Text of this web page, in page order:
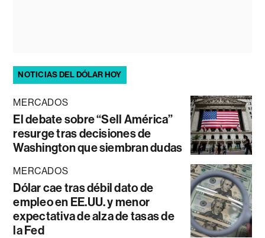
NOTICIAS DEL DÓLAR HOY
MERCADOS
El debate sobre “Sell América”
resurge tras decisiones de
Washington que siembran dudas
MERCADOS
Dólar cae tras débil dato de
empleo en EE.UU. y menor
expectativa de alza de tasas de
la Fed